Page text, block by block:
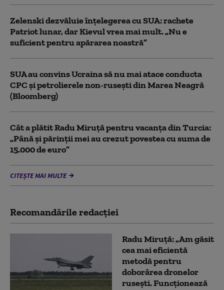
Zelenski dezvăluie înțelegerea cu SUA: rachete
Patriot lunar, dar Kievul vrea mai mult. „Nu e
suficient pentru apărarea noastră”
SUA au convins Ucraina să nu mai atace conducta
CPC şi petrolierele non-ruseşti din Marea Neagră
(Bloomberg)
Cât a plătit Radu Miruță pentru vacanța din Turcia:
„Până și părinții mei au crezut povestea cu suma de
15.000 de euro”
CITEȘTE MAI MULTE
Recomandările redacţiei
Radu Miruță: „Am găsit
cea mai eficientă
metodă pentru
doborârea dronelor
rusești. Funcționează